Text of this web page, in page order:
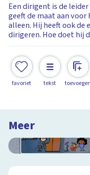
Een dirigent is de
geeft de maat aan
alleen. Hij heeft ook
dirigeren. Hoe doet hij
favoriet tekst toevoegen
Meer